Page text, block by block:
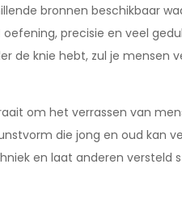
bronnen beschikbaar
precisie en veel
de knie hebt, zul je mensen
om het verrassen van
die jong en oud kan
en laat anderen versteld